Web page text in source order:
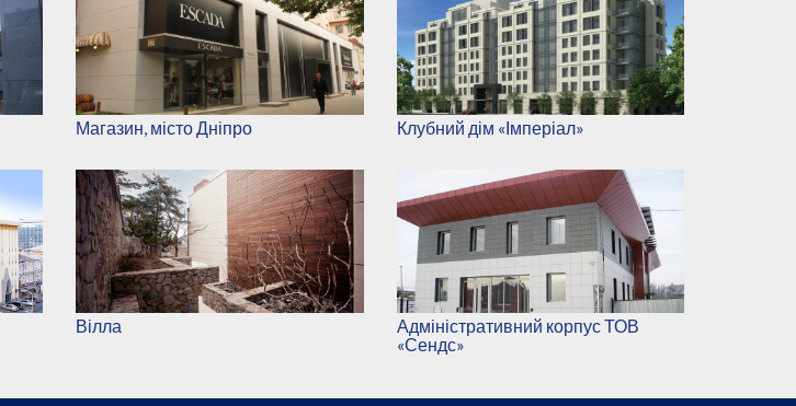
Магазин, місто Дніпро Клубний дім «Імперіал»
Вілла
Адміністративний корпус ТОВ
«Сендс»